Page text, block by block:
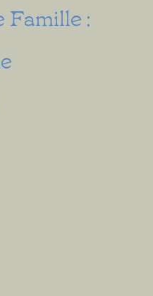
Famille :